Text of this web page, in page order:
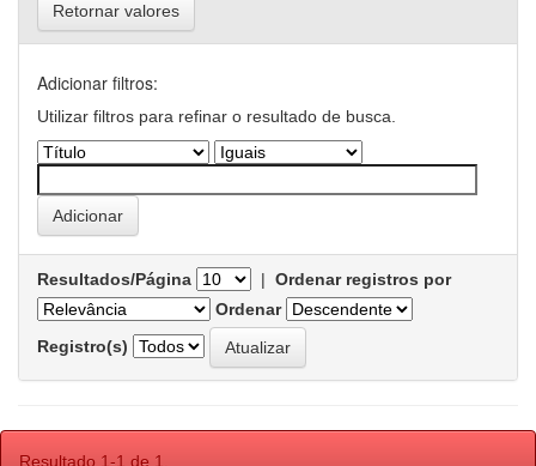
Retornar valores
Adicionar filtros:
Utilizar filtros para refinar o resultado de busca.
Resultados/Página | Ordenar registros por
Ordenar
Registro(s)
Resultado 1-1 de 1.